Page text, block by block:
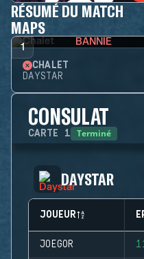
RÉSUMÉ DU MATCH
MAPS
1 BANNIE
CHALET
DAYSTAR
CONSULAT
CARTE 1 Terminé
DAYSTAR
JOUEUR
JOEGOR